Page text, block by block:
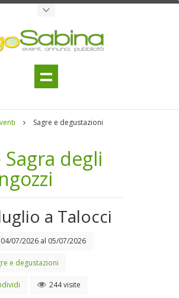
Sagre e degustazioni
degli
a Talocci
04/07/2026 al 05/07/2026
e degustazioni
244 visite